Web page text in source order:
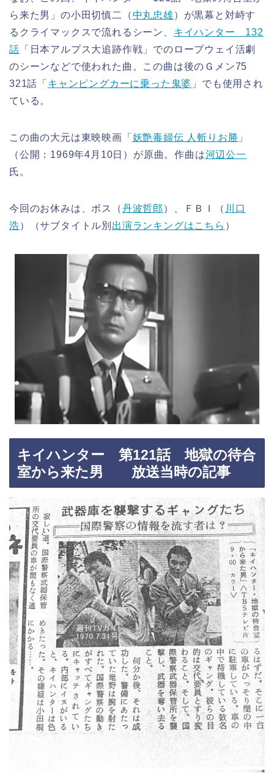
ら来た男」の小田切慎二（中丸忠雄）が黒幕と対峙す
るクライマックスで流れるシーン、 キイハンター 132
話 「日本アルプス大追跡作戦」でのロープウェイ活劇
のシーンなどで使われた曲。この曲は後のＧメン75
321話「 キャンピングカーに乗った鬼婆 」でも使用され
ている。
この曲の大元は東映映画「 妖艶毒婦伝 人斬りお勝 」
（公開：1969年4月10日）が原曲。作曲は河辺公一
氏。
今回のお休みは、ボス（丹波哲郎 ）、ＦＢＩ（ 川口
浩）（サブタイトル別 出演ランキングはこちら ）
キイハンター 第121話 地獄の待合
室から来た男 放送当時の記事